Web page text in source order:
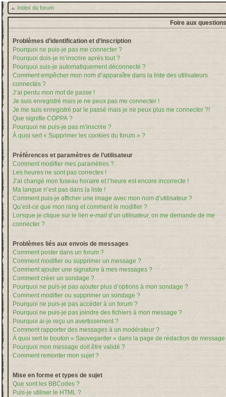
Index du forum
Foire aux
Problèmes d’identification et d’inscription
Pourquoi ne puis-je pas me connecter ?
Pourquoi dois-je m’inscrire après tout ?
Pourquoi suis-je automatiquement déconnecté ?
Comment empêcher mon nom d’apparaître dans la liste des utilisateurs
connectés ?
J’ai perdu mon mot de passe !
Je suis enregistré mais je ne peux pas me connecter !
Je me suis enregistré par le passé mais je ne peux plus me connecter ?!
Que signifie COPPA ?
Pourquoi ne puis-je pas m’inscrire ?
À quoi sert « Supprimer les cookies du forum » ?
Préférences et paramètres de l’utilisateur
Comment modifier mes paramètres ?
Les heures ne sont pas correctes !
J’ai changé mon fuseau horaire et l’heure est encore incorrecte !
Ma langue n’est pas dans la liste !
Comment puis-je afficher une image avec mon nom d’utilisateur ?
Qu’est-ce que mon rang et comment le modifier ?
Lorsque je clique sur le lien e-mail d’un utilisateur, on me demande de me
connecter ?
Problèmes liés aux envois de messages
Comment poster dans un forum ?
Comment modifier ou supprimer un message ?
Comment ajouter une signature à mes messages ?
Comment créer un sondage ?
Pourquoi ne puis-je pas ajouter plus d’options à mon sondage ?
Comment modifier ou supprimer un sondage ?
Pourquoi ne puis-je pas accéder à un forum ?
Pourquoi ne puis-je pas joindre des fichiers à mon message ?
Pourquoi ai-je reçu un avertissement ?
Comment rapporter des messages à un modérateur ?
À quoi sert le bouton « Sauvegarder » dans la page de rédaction de message
Pourquoi mon message doit être validé ?
Comment remonter mon sujet ?
Mise en forme et types de sujet
Que sont les BBCodes ?
Puis-je utiliser le HTML ?